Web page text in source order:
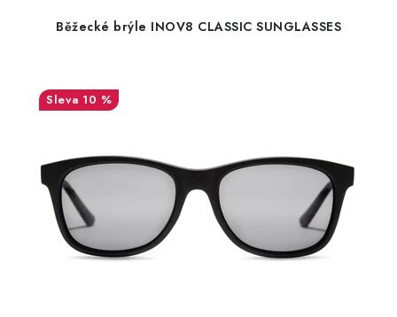
Běžecké brýle INOV8 CLASSIC SUNGLASSES
10 %